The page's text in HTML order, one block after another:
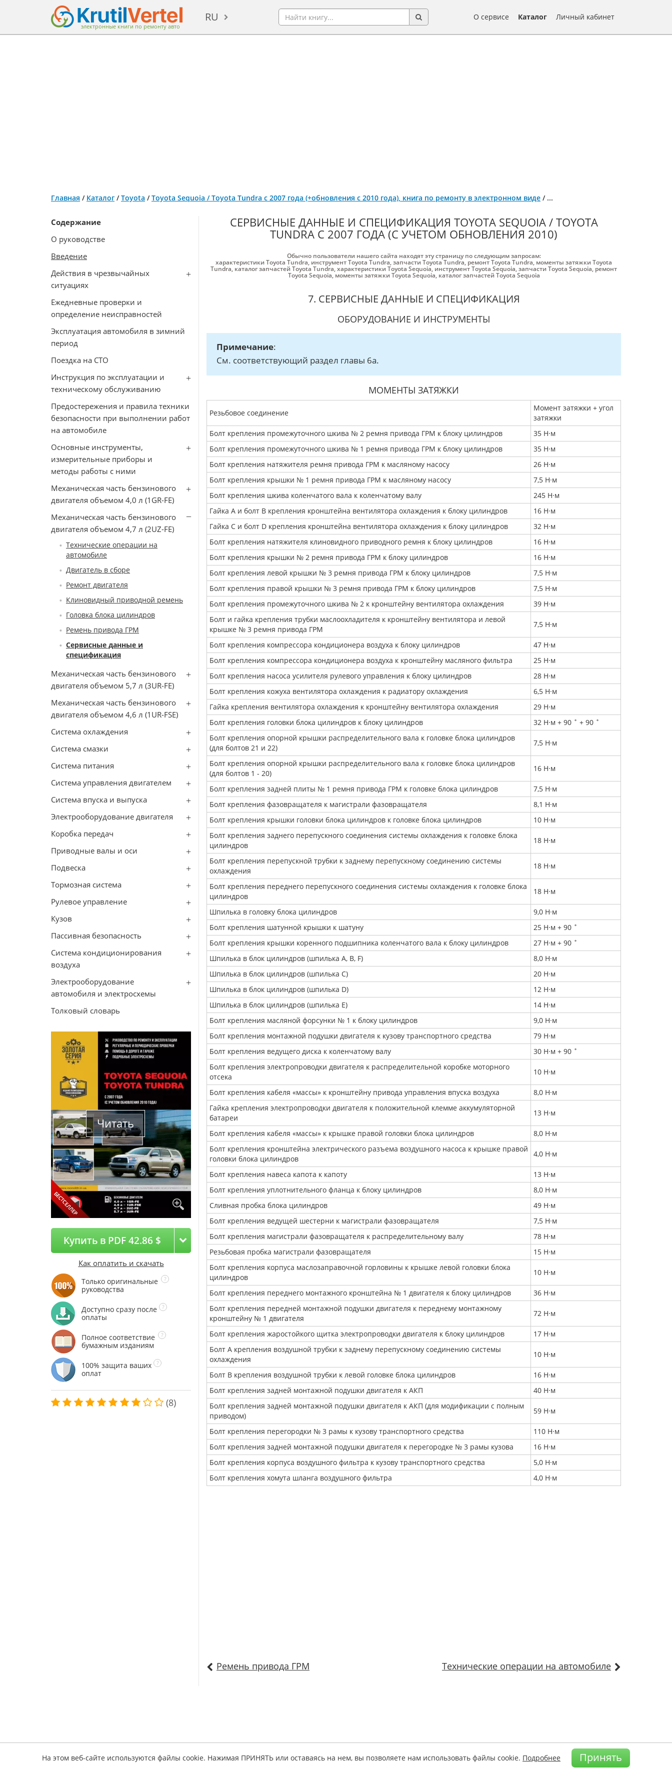
электронные книги по ремонту авто
RU О сервисе Каталог Личный кабинет
Главная / Каталог /Toyota /Toyota Sequoia / Toyota Tundra с 2007 года (+обновления с 2010 года), книга по ремонту в электронном виде / ...
Содержание
О руководстве
Введение
Действия в чрезвычайных
ситуациях
Ежедневные проверки и
определение неисправностей
Эксплуатация автомобиля в зимний
период
Поездка на СТО
Инструкция по эксплуатации и
техническому обслуживанию
Предостережения и правила техники
безопасности при выполнении работ
на автомобиле
Основные инструменты,
измерительные приборы и
методы работы с ними
Механическая часть бензинового
двигателя объемом 4,0 л (1GR-FE)
Механическая часть бензинового
двигателя объемом 4,7 л (2UZ-FE)
Технические операции на
автомобиле
Двигатель в сборе
Ремонт двигателя
Клиновидный приводной ремень
Головка блока цилиндров
Ремень привода ГРМ
Сервисные данные и
спецификация
Механическая часть бензинового
двигателя объемом 5,7 л (3UR-FE)
Механическая часть бензинового
двигателя объемом 4,6 л (1UR-FSE)
Система охлаждения
Система смазки
Система питания
Система управления двигателем
Система впуска и выпуска
Электрооборудование двигателя
Коробка передач
Приводные валы и оси
Подвеска
Тормозная система
Рулевое управление
Кузов
Пассивная безопасность
Система кондиционирования
воздуха
Электрооборудование
автомобиля и электросхемы
Толковый словарь
Читать
Купить в PDF 42.86 $
Как оплатить и скачать
Только оригинальные
руководства
Доступно сразу после
оплаты
Полное соответствие
бумажным изданиям
100% защита ваших
оплат
(8)
СЕРВИСНЫЕ ДАННЫЕ И СПЕЦИФИКАЦИЯ TOYOTA SEQUOIA / TOYOTA
TUNDRA С 2007 ГОДА (С УЧЕТОМ ОБНОВЛЕНИЯ 2010)
Обычно пользователи нашего сайта находят эту страницу по следующим запросам:
характеристики Toyota Tundra, инструмент Toyota Tundra,запчасти Toyota Tundra, ремонт Toyota Tundra, моменты затяжки Toyota
Tundra, каталог запчастей Toyota Tundra,характеристики Toyota Sequoia, инструмент Toyota Sequoia,запчасти Toyota Sequoia, ремонт
Toyota Sequoia, моменты затяжки Toyota Sequoia, каталог запчастей Toyota Sequoia
7. СЕРВИСНЫЕ ДАННЫЕ И СПЕЦИФИКАЦИЯ
ОБОРУДОВАНИЕ И ИНСТРУМЕНТЫ
Примечание:
См. соответствующий раздел главы 6а.
МОМЕНТЫ ЗАТЯЖКИ
Резьбовое соединение
Момент затяжки + угол
затяжки
Болт крепления промежуточного шкива № 2 ремня привода ГРМ к блоку цилиндров
35 Н·м
Болт крепления промежуточного шкива № 1 ремня привода ГРМ к блоку цилиндров
35 Н·м
Болт крепления натяжителя ремня привода ГРМ к масляному насосу
26 Н·м
Болт крепления крышки № 1 ремня привода ГРМ к масляному насосу
7,5 Н·м
Болт крепления шкива коленчатого вала к коленчатому валу
245 Н·м
Гайка А и болт В крепления кронштейна вентилятора охлаждения к блоку цилиндров
16 Н·м
Гайка С и болт D крепления кронштейна вентилятора охлаждения к блоку цилиндров
32 Н·м
Болт крепления натяжителя клиновидного приводного ремня к блоку цилиндров
16 Н·м
Болт крепления крышки № 2 ремня привода ГРМ к блоку цилиндров
16 Н·м
Болт крепления левой крышки № 3 ремня привода ГРМ к блоку цилиндров
7,5 Н·м
Болт крепления правой крышки № 3 ремня привода ГРМ к блоку цилиндров
7,5 Н·м
Болт крепления промежуточного шкива № 2 к кронштейну вентилятора охлаждения
39 Н·м
Болт и гайка крепления трубки маслоохладителя к кронштейну вентилятора и левой
крышке № 3 ремня привода ГРМ
7,5 Н·м
Болт крепления компрессора кондиционера воздуха к блоку цилиндров
47 Н·м
Болт крепления компрессора кондиционера воздуха к кронштейну масляного фильтра
25 Н·м
Болт крепления насоса усилителя рулевого управления к блоку цилиндров
28 Н·м
Болт крепления кожуха вентилятора охлаждения к радиатору охлаждения
6,5 Н·м
Гайка крепления вентилятора охлаждения к кронштейну вентилятора охлаждения
29 Н·м
Болт крепления головки блока цилиндров к блоку цилиндров
32 Н·м + 90 ˚ + 90 ˚
Болт крепления опорной крышки распределительного вала к головке блока цилиндров
(для болтов 21 и 22)
7,5 Н·м
Болт крепления опорной крышки распределительного вала к головке блока цилиндров
(для болтов 1 - 20)
16 Н·м
Болт крепления задней плиты № 1 ремня привода ГРМ к головке блока цилиндров
7,5 Н·м
Болт крепления фазовращателя к магистрали фазовращателя
8,1 Н·м
Болт крепления крышки головки блока цилиндров к головке блока цилиндров
10 Н·м
Болт крепления заднего перепускного соединения системы охлаждения к головке блока
цилиндров
18 Н·м
Болт крепления перепускной трубки к заднему перепускному соединению системы
охлаждения
18 Н·м
Болт крепления переднего перепускного соединения системы охлаждения к головке блока
цилиндров
18 Н·м
Шпилька в головку блока цилиндров
9,0 Н·м
Болт крепления шатунной крышки к шатуну
25 Н·м + 90 ˚
Болт крепления крышки коренного подшипника коленчатого вала к блоку цилиндров
27 Н·м + 90 ˚
Шпилька в блок цилиндров (шпилька A, B, F)
8,0 Н·м
Шпилька в блок цилиндров (шпилька С)
20 Н·м
Шпилька в блок цилиндров (шпилька D)
12 Н·м
Шпилька в блок цилиндров (шпилька Е)
14 Н·м
Болт крепления масляной форсунки № 1 к блоку цилиндров
9,0 Н·м
Болт крепления монтажной подушки двигателя к кузову транспортного средства
79 Н·м
Болт крепления ведущего диска к коленчатому валу
30 Н·м + 90 ˚
Болт крепления электропроводки двигателя к распределительной коробке моторного
отсека
10 Н·м
Болт крепления кабеля «массы» к кронштейну привода управления впуска воздуха
8,0 Н·м
Гайка крепления электропроводки двигателя к положительной клемме аккумуляторной
батареи
13 Н·м
Болт крепления кабеля «массы» к крышке правой головки блока цилиндров
8,0 Н·м
Болт крепления кронштейна электрического разъема воздушного насоса к крышке правой
головки блока цилиндров
4,0 Н·м
Болт крепления навеса капота к капоту
13 Н·м
Болт крепления уплотнительного фланца к блоку цилиндров
8,0 Н·м
Сливная пробка блока цилиндров
49 Н·м
Болт крепления ведущей шестерни к магистрали фазовращателя
7,5 Н·м
Болт крепления магистрали фазовращателя к распределительному валу
78 Н·м
Резьбовая пробка магистрали фазовращателя
15 Н·м
Болт крепления корпуса маслозаправочной горловины к крышке левой головки блока
цилиндров
10 Н·м
Болт крепления переднего монтажного кронштейна № 1 двигателя к блоку цилиндров
36 Н·м
Болт крепления передней монтажной подушки двигателя к переднему монтажному
кронштейну № 1 двигателя
72 Н·м
Болт крепления жаростойкого щитка электропроводки двигателя к блоку цилиндров
17 Н·м
Болт А крепления воздушной трубки к заднему перепускному соединению системы
охлаждения
10 Н·м
Болт В крепления воздушной трубки к левой головке блока цилиндров
16 Н·м
Болт крепления задней монтажной подушки двигателя к АКП
40 Н·м
Болт крепления задней монтажной подушки двигателя к АКП (для модификации с полным
приводом)
59 Н·м
Болт крепления перегородки № 3 рамы к кузову транспортного средства
110 Н·м
Болт крепления задней монтажной подушки двигателя к перегородке № 3 рамы кузова
16 Н·м
Болт крепления корпуса воздушного фильтра к кузову транспортного средства
5,0 Н·м
Болт крепления хомута шланга воздушного фильтра
4,0 Н·м
Ремень привода ГРМ Технические операции на автомобиле
На этом веб-сайте используются файлы cookie. Нажимая ПРИНЯТЬ или оставаясь на нем, вы позволяете нам использовать файлы cookie. Подробнее Принять